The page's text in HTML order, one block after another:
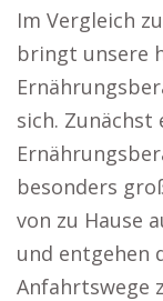
Im Vergleich
bringt unsere
sich.
besonders
von zu Hause
und entgehen
Anfahrtswege